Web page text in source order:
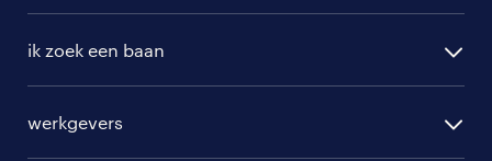
ik zoek een baan
werkgevers